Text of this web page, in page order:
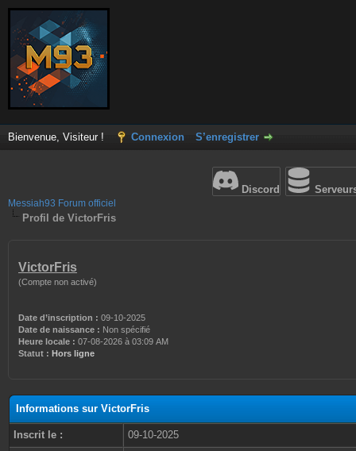
Bienvenue, Visiteur ! Connexion S’enregistrer
Discord
Messiah93 Forum officiel
Profil de VictorFris
VictorFris
(Compte non activé)
Date d’inscription : 09-10-2025
Date de naissance : Non spécifié
Heure locale : 07-08-2026 à 03:09 AM
Statut : Hors ligne
Informations sur VictorFris
Inscrit le :
09-10-2025